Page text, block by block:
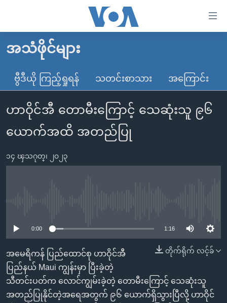
လွယ်ကူ
သည့်
များ
ပင်မ
သို့
စာမျက်နှာ
သို့
ကျော်
ကြည့်
မူလစာမျက်နှာ
မြန်မာ
ကမ္ဘာ့သတင်းများ
နိုင်ငံတကာ
အမေရိကန်
အစ္စရေး-ပါလက်စတိုင်း
ဗွီဒီယို
သတင်းလွတ်လပ်ခွင့်
အင်္ဂလိပ်စာလေ့လာမယ်
ဗွီအိုအေ လူမှုကွန်ယက်များ
အသံဖိုင်များ
ဗွီဒီယို ကြည့်ရှုရန် သတင်းစာသား အကြောင်း
ဟာဝိုင်အီ တောမီးကြောင့် သေဆုံးသူ ၉၆
ယောက်အထိ အတည်ပြု
၁၄ ၾသဂုတ္၊ ၂၀၂၃
0:00 1:16
တိုက်ရိုက် လင့်ခ်
အမေရိကန် ပြည်ထောင်စု ဟာဝိုင်အီ
ပြည်နယ် Maui ကျွန်းမှာ ပြီးခဲ့တဲ့
သီတင်းပတ်က လောင်ကျွမ်းခဲ့တဲ့ တောမီးကြောင့် သေဆုံးသူ
အတည်ပြုနိုင်တဲ့အရေအတွက် ၉၆ ယောက်ရှိသွားပြီလို့ ဟာဝိုင်